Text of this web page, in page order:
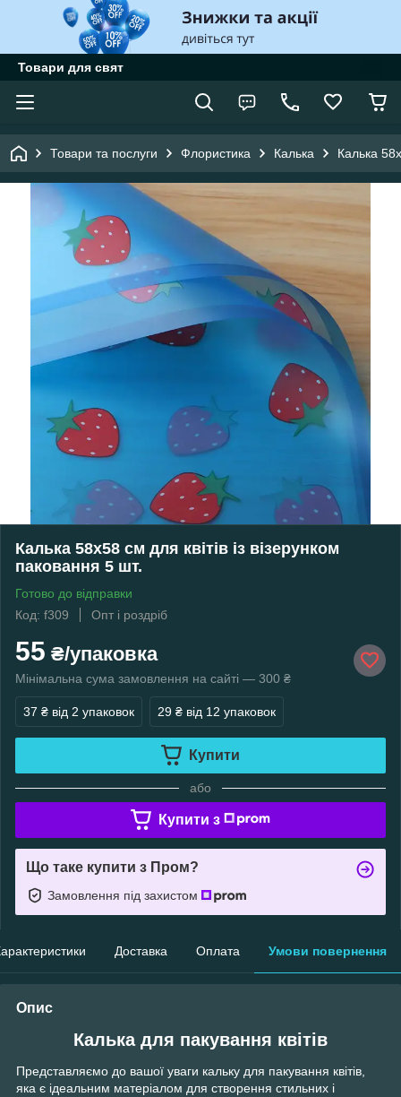
Товари для свят
Товари та послуги Флористика Калька Калька
Калька 58х58 см для квітів із візерунком
паковання 5 шт.
Готово до відправки
Код: f309
Опт і роздріб
55 ₴/упаковка
Мінімальна сума замовлення на сайті — 300 ₴
37 ₴ від 2 упаковок 29 ₴ від 12 упаковок
Купити
або
Купити з
Що таке купити з Пром?
Замовлення під захистом
Доставка Оплата Умови повернення
Опис
Калька для пакування квітів
Представляємо до вашої уваги кальку для пакування квітів,
яка є ідеальним матеріалом для створення стильних і